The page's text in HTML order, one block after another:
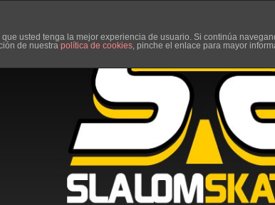
usted tenga la mejor experiencia de usuario. Si continúa
de nuestra política de cookies, pinche el enlace para mayor